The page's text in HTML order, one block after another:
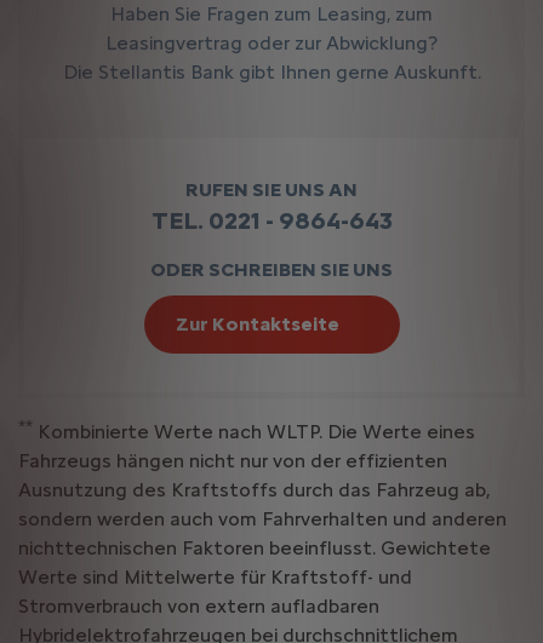
Haben Sie Fragen zum Leasing, zum
Leasingvertrag oder zur Abwicklung?
Die Stellantis Bank gibt Ihnen gerne Auskunft.
RUFEN SIE UNS AN
TEL. 0221 - 9864-643
ODER SCHREIBEN SIE UNS
Zur Kontaktseite
** Kombinierte Werte nach WLTP. Die Werte eines
Fahrzeugs hängen nicht nur von der effizienten
Ausnutzung des Kraftstoffs durch das Fahrzeug ab,
sondern werden auch vom Fahrverhalten und anderen
nichttechnischen Faktoren beeinflusst. Gewichtete
Werte sind Mittelwerte für Kraftstoff- und
Stromverbrauch von extern aufladbaren
Hybridelektrofahrzeugen bei durchschnittlichem